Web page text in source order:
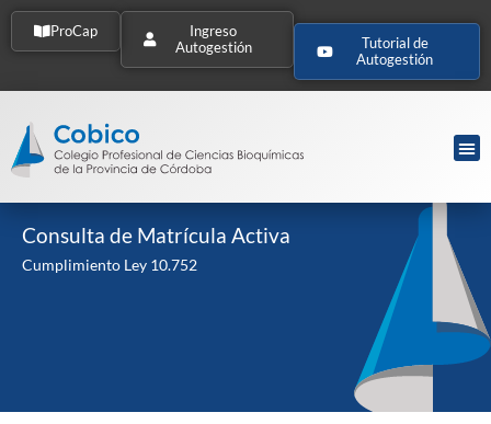
ProCap
Ingreso
Autogestión
Tutorial de
Autogestión
Consulta de Matrícula Activa
Cumplimiento Ley 10.752